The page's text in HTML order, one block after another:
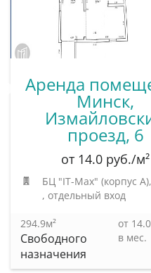
Аренда
Минск,
проезд, 6
от 14.0 руб./м²
БЦ "IT-Max" (корпус А)
, отдельный вход
294.9м²
Свободного
назначения
от
в мес.